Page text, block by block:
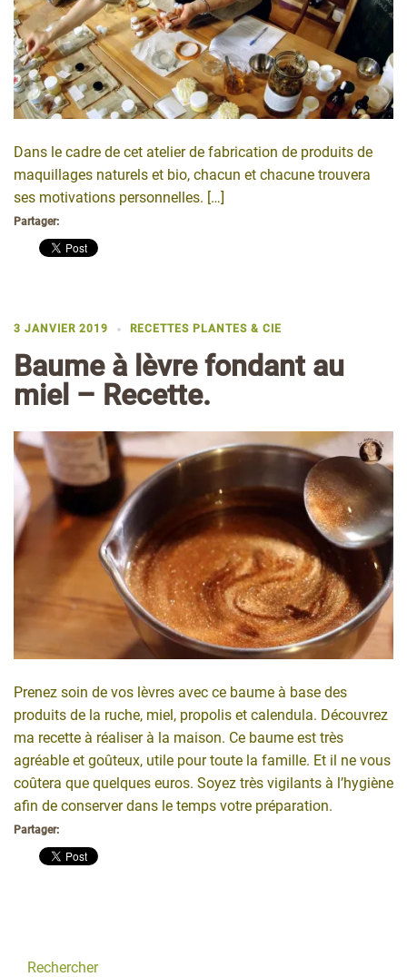
Dans le cadre de cet atelier de fabrication de produits de
maquillages naturels et bio, chacun et chacune trouvera
ses motivations personnelles. […]
Partager:
3 JANVIER 2019 RECETTES PLANTES & CIE
Baume à lèvre fondant au
miel – Recette.
Prenez soin de vos lèvres avec ce baume à base des
produits de la ruche, miel, propolis et calendula. Découvrez
ma recette à réaliser à la maison. Ce baume est très
agréable et goûteux, utile pour toute la famille. Et il ne vous
coûtera que quelques euros. Soyez très vigilants à l’hygiène
afin de conserver dans le temps votre préparation.
Partager:
Rechercher